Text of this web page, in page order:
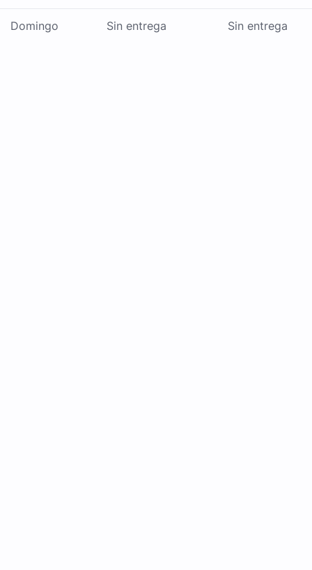
Domingo Sin entrega Sin entrega